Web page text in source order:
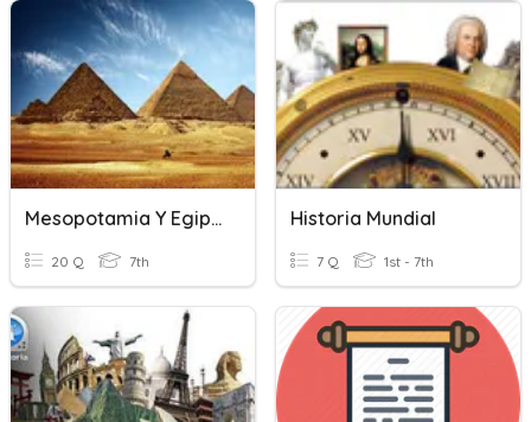
Mesopotamia Y Egipto
20 Q 7th
Historia Mundial
7 Q 1st - 7th